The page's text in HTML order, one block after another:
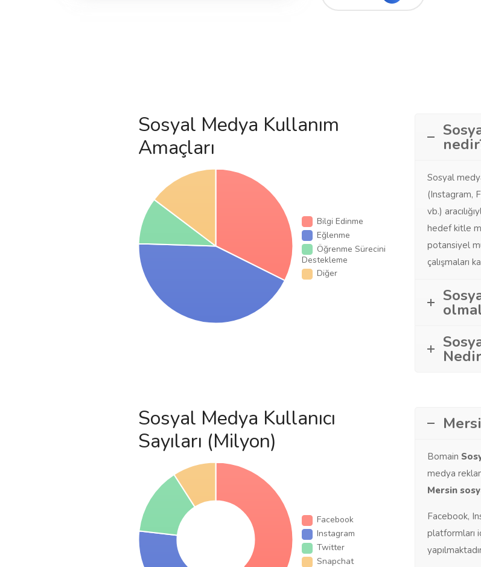
Sosyal Medya Kullanım
Amaçları
Bilgi Edinme
Eğlenme
Öğrenme Sürecini
Destekleme
Diğer
Sosyal
(Instagram,
vb.)
hedef kitle
potansiyel
çalışmaları
Sosyal Medya Kullanıcı
Sayıları (Milyon)
Facebook
Instagram
Twitter
Snapchat
Bomain
medya
Mersin
Facebook,
platformları